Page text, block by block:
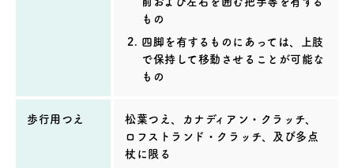
もの
四脚を有するものにあっては、上肢
で保持して移動させることが可能な
もの
歩行用つえ
松葉つえ、カナディアン・クラッチ、
ロフストランド・クラッチ、及び多点
杖に限る